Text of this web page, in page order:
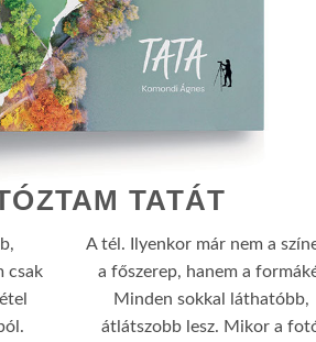
TATÁT
csak
A tél. Ilyenkor már nem a
a főszerep, hanem a
Minden sokkal láthatóbb,
átlátszobb lesz. Mikor a